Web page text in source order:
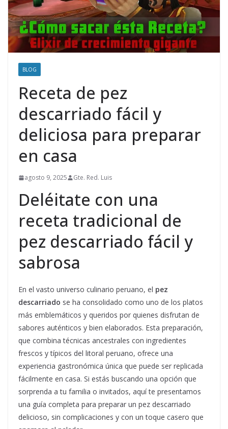
BLOG
Receta de pez
descarriado fácil y
deliciosa para preparar
en casa
agosto 9, 2025 Gte. Red. Luis
Deléitate con una
receta tradicional de
pez descarriado fácil y
sabrosa
En el vasto universo culinario peruano, el pez
descarriado se ha consolidado como uno de los platos
más emblemáticos y queridos por quienes disfrutan de
sabores auténticos y bien elaborados. Esta preparación,
que combina técnicas ancestrales con ingredientes
frescos y típicos del litoral peruano, ofrece una
experiencia gastronómica única que puede ser replicada
fácilmente en casa. Si estás buscando una opción que
sorprenda a tu familia o invitados, aquí te presentamos
una guía completa para preparar un pez descarriado
delicioso, sin complicaciones y con un toque casero que